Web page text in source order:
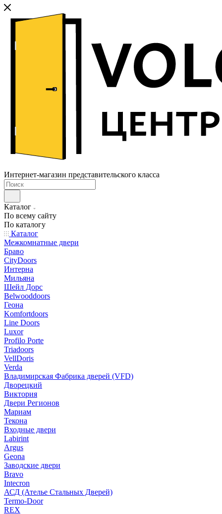
Интернет-магазин представительского класса
Каталог
По всему сайту
По каталогу
Каталог
Межкомнатные двери
Браво
CityDoors
Интерна
Мильяна
Шейл Дорс
Belwooddoors
Геона
Komfortdoors
Line Doors
Luxor
Profilo Porte
Triadoors
VellDoris
Verda
Владимирская Фабрика дверей (VFD)
Дворецкий
Виктория
Двери Регионов
Мариам
Текона
Входные двери
Labirint
Argus
Geona
Заводские двери
Bravo
Intecron
АСД (Ателье Стальных Дверей)
Termo-Door
REX